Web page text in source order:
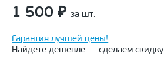
1 500 ₽ за шт.
Гарантия лучшей цены!
Найдете дешевле — сделаем скидку